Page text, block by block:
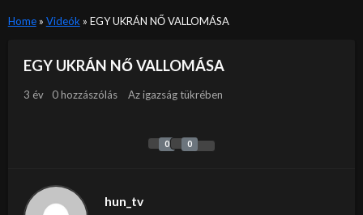
Home» Videók » EGY UKRÁN NŐ VALLOMÁSA
EGY UKRÁN NŐ VALLOMÁSA
3 év 0 hozzászólás Az igazság tükrében
0 0
hun_tv